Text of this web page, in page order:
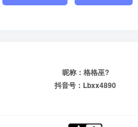
昵称：格格巫?
抖音号：Lbxx4890